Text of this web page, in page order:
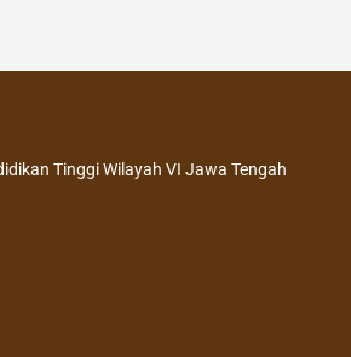
Tinggi Wilayah VI Jawa Tengah